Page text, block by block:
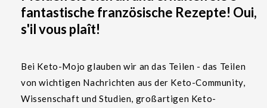
fantastische französische Rezepte! Oui,
s'il vous plaît!
Bei Keto-Mojo glauben wir an das Teilen - das Teilen
von wichtigen Nachrichten aus der Keto-Community,
Wissenschaft und Studien, großartigen Keto-